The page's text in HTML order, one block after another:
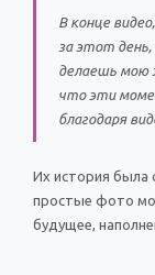
В конце
за этот день,
делаешь мою
что эти
благодаря
Их история была
простые фото
будущее,